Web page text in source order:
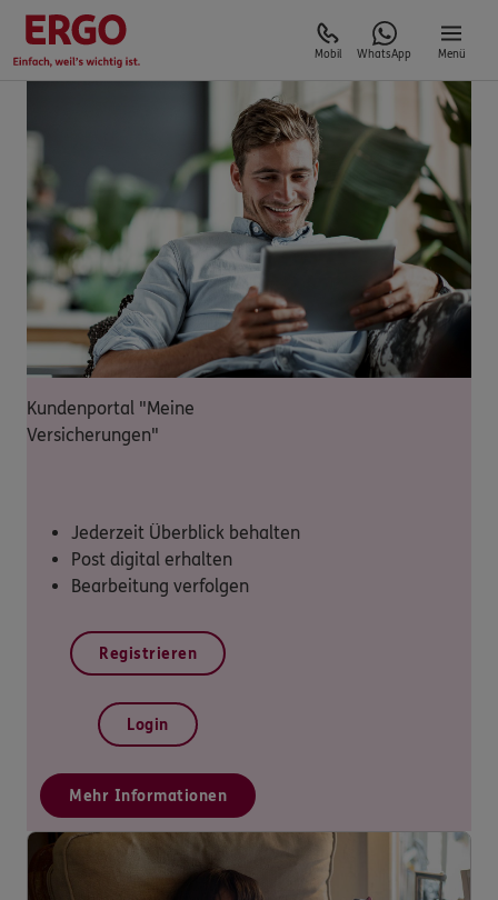
Mobil WhatsApp Menü
Kundenportal "Meine
Versicherungen"
Jederzeit Überblick behalten
Post digital erhalten
Bearbeitung verfolgen
Registrieren
Login
Mehr Informationen